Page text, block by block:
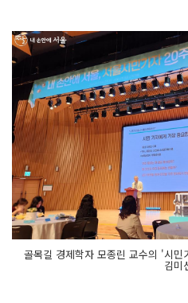
골목길 경제학자 모종린 교수의 '시
김미